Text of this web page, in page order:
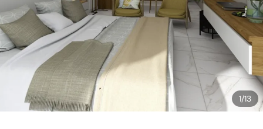
1/13